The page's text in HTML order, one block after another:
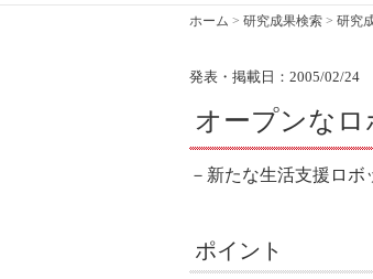
ホーム > 研究成果検索 > 研究
発表・掲載日：2005/02/24
オープンな
－新たな生活支援ロボ
ポイント